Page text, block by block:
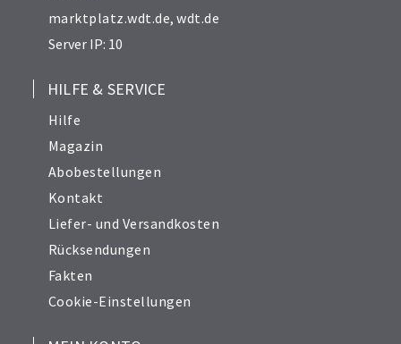
marktplatz.wdt.de,wdt.de
Server IP: 10
HILFE & SERVICE
Hilfe
Magazin
Abobestellungen
Kontakt
Liefer- und Versandkosten
Rücksendungen
Fakten
Cookie-Einstellungen